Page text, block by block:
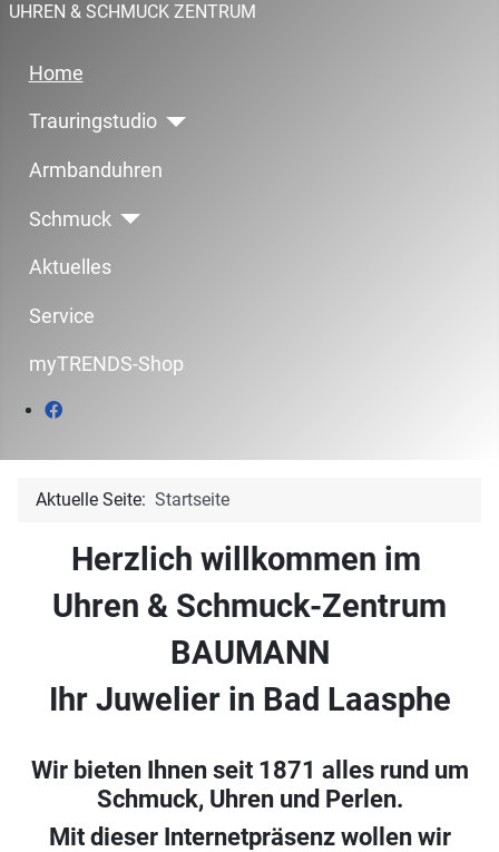
UHREN & SCHMUCK ZENTRUM
Home
Trauringstudio
Armbanduhren
Schmuck
Aktuelles
Service
myTRENDS-Shop
Aktuelle Seite: Startseite
Herzlich willkommen im
Uhren & Schmuck-Zentrum
BAUMANN
Ihr Juwelier in Bad Laasphe
Wir bieten Ihnen seit 1871 alles rund um
Schmuck, Uhren und Perlen.
Mit dieser Internetpräsenz wollen wir